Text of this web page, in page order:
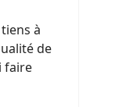
à
de
faire